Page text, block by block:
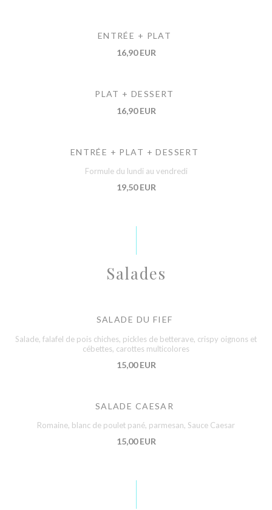
ENTRÉE + PLAT
16,90 EUR
PLAT + DESSERT
16,90 EUR
ENTRÉE + PLAT + DESSERT
Formule du lundi au vendredi
19,50 EUR
Salades
SALADE DU FIEF
Salade, falafel de pois chiches, pickles de betterave, crispy oignons et
cébettes, carottes multicolores
15,00 EUR
SALADE CAESAR
Romaine, blanc de poulet pané, parmesan, Sauce Caesar
15,00 EUR